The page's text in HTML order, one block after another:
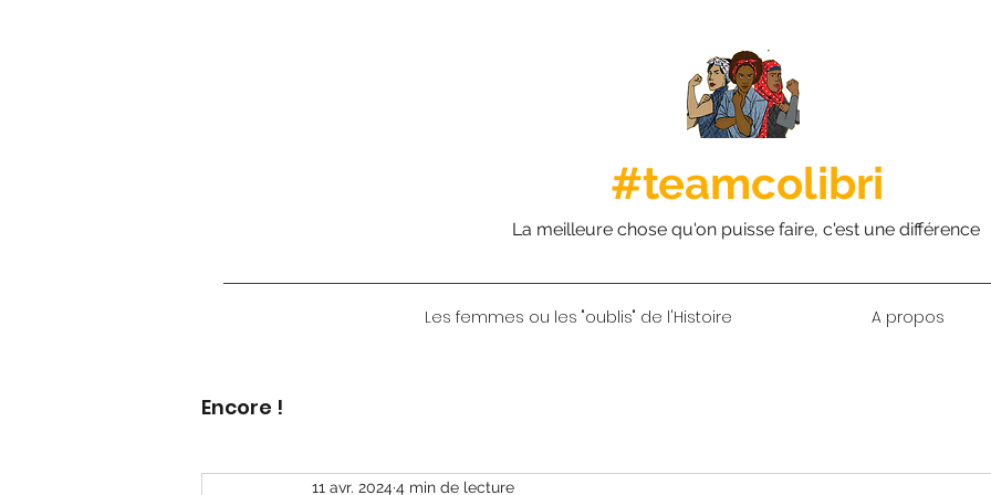
#teamcolibri
La meilleure chose qu'on puisse faire, c'est une différence
Les femmes ou les "oublis" de l'Histoire A propos
Encore !
11 avr. 2024 4 min de lecture